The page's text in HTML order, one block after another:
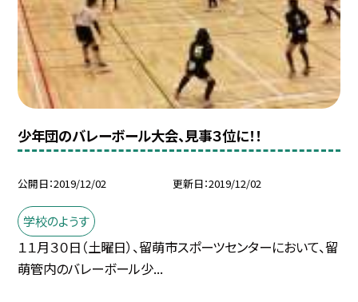
少年団のバレーボール大会、見事３位に！！
公開日 2019/12/02 更新日 2019/12/02
学校のようす
１１月３０日（土曜日）、留萌市スポーツセンターにおいて、留
萌管内のバレーボール少...